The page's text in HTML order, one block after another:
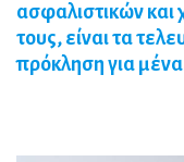
ασφαλιστικών
τους, είναι τα
πρόκληση για